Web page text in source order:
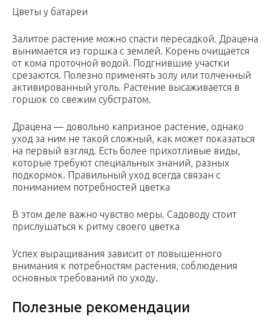
Цветы у батареи
Залитое растение можно спасти пересадкой. Драцена
вынимается из горшка с землей. Корень очищается
от кома проточной водой. Подгнившие участки
срезаются. Полезно применять золу или толченный
активированный уголь. Растение высаживается в
горшок со свежим субстратом.
Драцена — довольно капризное растение, однако
уход за ним не такой сложный, как может показаться
на первый взгляд. Есть более прихотливые виды,
которые требуют специальных знаний, разных
подкормок. Правильный уход всегда связан с
пониманием потребностей цветка
В этом деле важно чувство меры. Садоводу стоит
прислушаться к ритму своего цветка
Успех выращивания зависит от повышенного
внимания к потребностям растения, соблюдения
основных требований по уходу.
Полезные рекомендации